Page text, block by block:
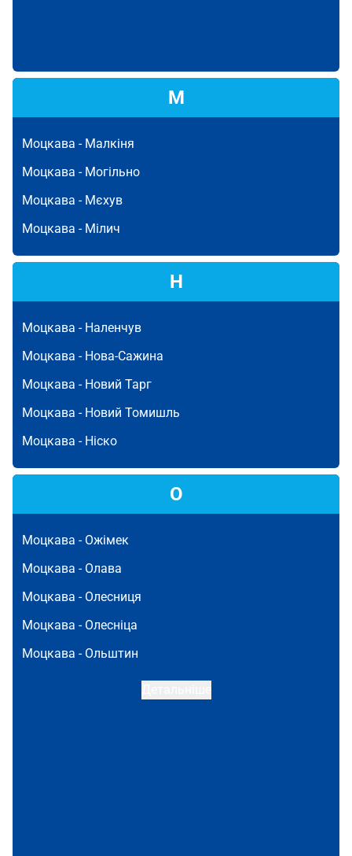
М
Моцкава - Малкіня
Моцкава - Могільно
Моцкава - Мєхув
Моцкава - Мілич
Н
Моцкава - Наленчув
Моцкава - Нова-Сажина
Моцкава - Новий Тарг
Моцкава - Новий Томишль
Моцкава - Ніско
О
Моцкава - Ожімек
Моцкава - Олава
Моцкава - Олесниця
Моцкава - Олесніца
Моцкава - Ольштин